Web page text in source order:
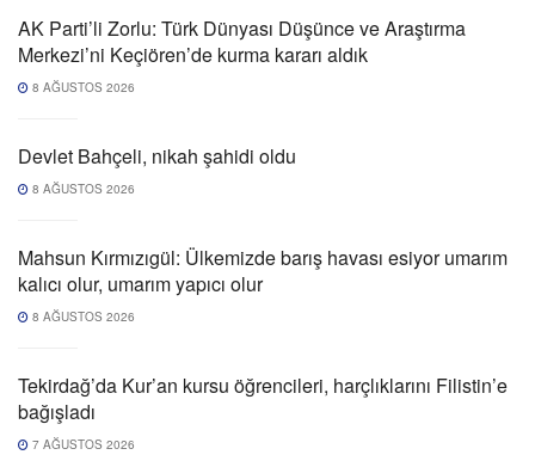
AK Parti’li Zorlu: Türk Dünyası Düşünce ve Araştırma
Merkezi’ni Keçiören’de kurma kararı aldık
8 AĞUSTOS 2026
Devlet Bahçeli, nikah şahidi oldu
8 AĞUSTOS 2026
Mahsun Kırmızıgül: Ülkemizde barış havası esiyor umarım
kalıcı olur, umarım yapıcı olur
8 AĞUSTOS 2026
Tekirdağ’da Kur’an kursu öğrencileri, harçlıklarını Filistin’e
bağışladı
7 AĞUSTOS 2026